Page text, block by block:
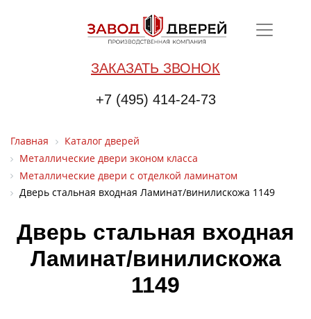
ЗАКАЗАТЬ ЗВОНОК
+7 (495) 414-24-73
Главная
Каталог дверей
Металлические двери эконом класса
Металлические двери с отделкой ламинатом
Дверь стальная входная Ламинат/винилискожа 1149
Дверь стальная входная
Ламинат/винилискожа
1149